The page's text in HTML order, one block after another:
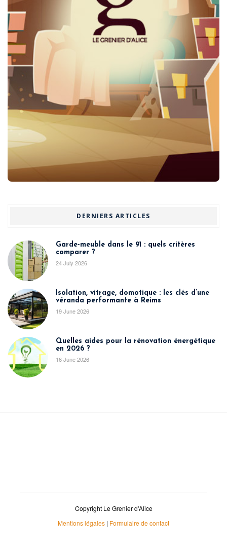
DERNIERS ARTICLES
Garde-meuble dans le 91 : quels critères
comparer ?
24 July 2026
Isolation, vitrage, domotique : les clés d’une
véranda performante à Reims
19 June 2026
Quelles aides pour la rénovation énergétique
en 2026 ?
16 June 2026
Copyright Le Grenier d'Alice
Mentions légales | Formulaire de contact